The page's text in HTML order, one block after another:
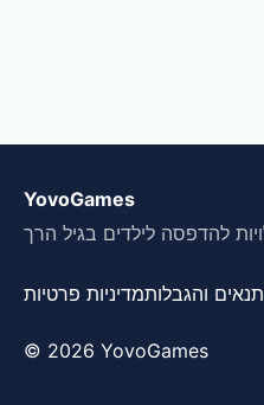
YovoGames
מדיניות פרטיותתנאים והגבלות
© 2026 YovoGames